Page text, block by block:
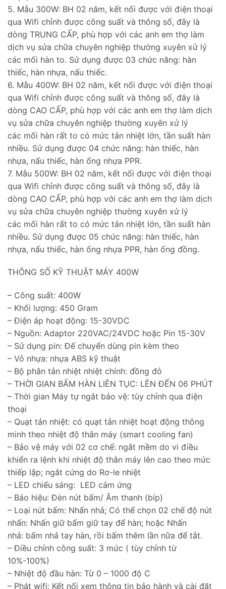
5. Mẫu 300W: BH 02 năm, kết nối được với điện thoại
qua Wifi chỉnh được công suất và thông số, đây là
dòng TRUNG CẤP, phù hợp với các anh em thợ làm
dịch vụ sửa chữa chuyên nghiệp thường xuyên xử lý
các mối hàn to. Sử dụng được 03 chức năng: hàn
thiếc, hàn nhựa, nấu thiếc.
6. Mẫu 400W: BH 02 năm, kết nối được với điện thoại
qua Wifi chỉnh được công suất và thông số, đây là
dòng CAO CẤP, phù hợp với các anh em thợ làm dịch
vụ sửa chữa chuyên nghiệp thường xuyên xử lý
các mối hàn rất to có mức tản nhiệt lớn, tần suất hàn
nhiều. Sử dụng được 04 chức năng: hàn thiếc, hàn
nhựa, nấu thiếc, hàn ống nhựa PPR.
7. Mẫu 500W: BH 02 năm, kết nối được với điện thoại
qua Wifi chỉnh được công suất và thông số, đây là
dòng CAO CẤP, phù hợp với các anh em thợ làm dịch
vụ sửa chữa chuyên nghiệp thường xuyên xử lý
các mối hàn rất to có mức tản nhiệt lớn, tần suất hàn
nhiều. Sử dụng được 05 chức năng: hàn thiếc, hàn
nhựa, nấu thiếc, hàn ống nhựa PPR, hàn ống đồng.
THÔNG SỐ KỸ THUẬT MÁY 400W
– Công suất: 400W
– Khối lượng: 450 Gram
– Điện áp hoạt động: 15-30VDC
– Nguồn: Adaptor 220VAC/24VDC hoặc Pin 15-30V
– Sử dụng pin: Đế chuyển dùng pin kèm theo
– Vỏ nhựa: nhựa ABS kỹ thuật
– Bộ phân tản nhiệt nhiệt chính: đồng đỏ
– THỜI GIAN BẤM HÀN LIÊN TỤC: LÊN ĐẾN 06 PHÚT
– Thời gian Máy tự ngắt bảo vệ: tùy chỉnh qua điện
thoại
– Quạt tản nhiệt: có quạt tản nhiệt hoạt động thông
minh theo nhiệt độ thân máy (smart cooling fan)
– Bảo vệ máy với 02 cơ chế: ngắt mềm do vi điều
khiển ra lệnh khi nhiệt độ thân máy lên cao theo mức
thiếp lập; ngắt cứng do Rơ-le nhiệt
– LED chiếu sáng: LED cảm ứng
– Báo hiệu: Đèn nút bấm/ Âm thanh (bíp)
– Loại nút bấm: Nhấn nhả; Có thể chọn 02 chế độ nút
nhấn: Nhấn giữ bấm giữ tay để hàn; hoặc Nhấn
nhả: bấm nhả tay hàn, rồi bấm thêm lần nữa để tắt.
– Điều chỉnh công suất: 3 mức ( tùy chỉnh từ
10%-100%)
– Nhiệt độ đầu hàn: Từ 0 – 1000 độ C
– Phát wifi: Kết nối xem thông tin bảo hành và cài đặt